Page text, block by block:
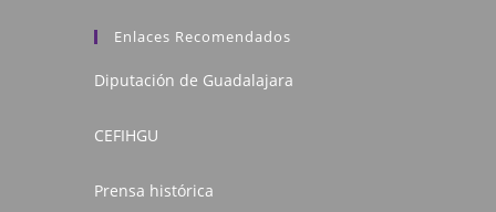
Enlaces Recomendados
Diputación de Guadalajara
CEFIHGU
Prensa histórica